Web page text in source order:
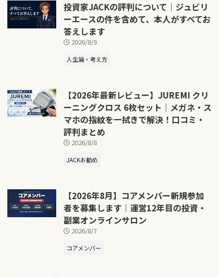
投資家JACKの評判について｜ジュビリ
ーエースの件を含めて、本人がすべてお
答えします
2026/8/9
人生論・考え方
【2026年最新レビュー】JUREMI クリ
ーニングクロス 6枚セット｜メガネ・ス
マホの指紋を一拭きで解決！口コミ・
評判まとめ
2026/8/8
JACKお勧め
【2026年8月】コアメンバー新規参加
者を募集します｜運営12年目の投資・
副業オンラインサロン
2026/8/7
コアメンバー